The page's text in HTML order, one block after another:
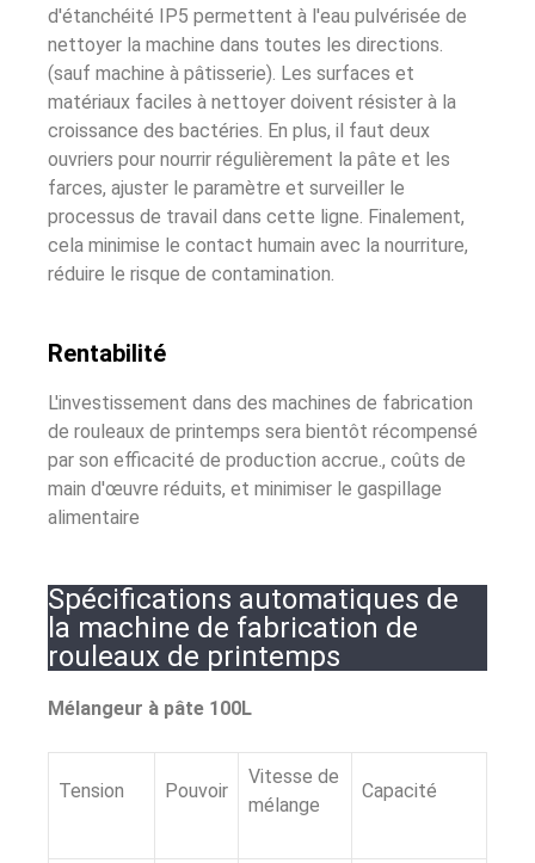
d'étanchéité IP5 permettent à l'eau pulvérisée de
nettoyer la machine dans toutes les directions.
(sauf machine à pâtisserie). Les surfaces et
matériaux faciles à nettoyer doivent résister à la
croissance des bactéries. En plus, il faut deux
ouvriers pour nourrir régulièrement la pâte et les
farces, ajuster le paramètre et surveiller le
processus de travail dans cette ligne. Finalement,
cela minimise le contact humain avec la nourriture,
réduire le risque de contamination.
Rentabilité
L'investissement dans des machines de fabrication
de rouleaux de printemps sera bientôt récompensé
par son efficacité de production accrue., coûts de
main d'œuvre réduits, et minimiser le gaspillage
alimentaire
Spécifications automatiques de
la machine de fabrication de
rouleaux de printemps
Mélangeur à pâte 100L
Tension Pouvoir
Vitesse de
mélange
Capacité